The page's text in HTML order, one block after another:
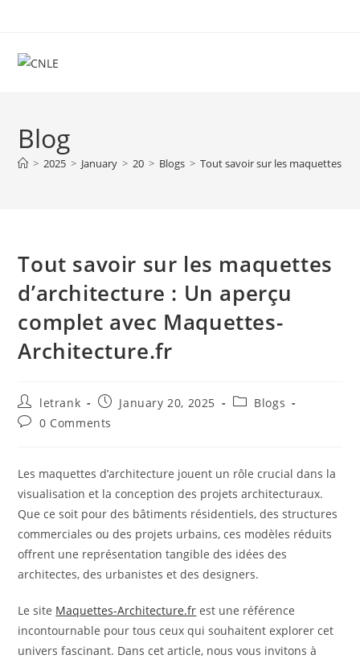
content
Blog
> 2025 > January > 20 > Blogs > Tout savoir sur les maquettes
Tout savoir sur les maquettes
d’architecture : Un aperçu
complet avec Maquettes-
Architecture.fr
Post
author:
letrank
Post
published:
January 20, 2025
PostBlogs
Post0 Comments
Les maquettes d’architecture jouent un rôle crucial dans la
visualisation et la conception des projets architecturaux.
Que ce soit pour des bâtiments résidentiels, des structures
commerciales ou des projets urbains, ces modèles réduits
offrent une représentation tangible des idées des
architectes, des urbanistes et des designers.
Le site Maquettes-Architecture.fr est une référence
incontournable pour tous ceux qui souhaitent explorer cet
univers fascinant. Dans cet article, nous vous invitons à